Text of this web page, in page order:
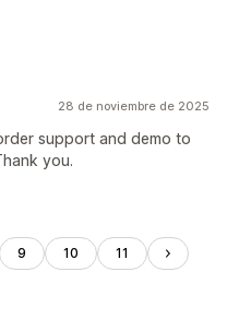
28 de noviembre de 2025
support and demo to
you.
9 10 11